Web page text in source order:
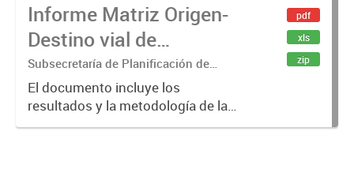
Informe Matriz Origen-
Destino vial de
Transporte de Cargas
Subsecretaría de Planificación de
Transporte de Cargas y Logística
El documento incluye los
resultados y la metodología de la
actualización al año 2014 del
pdf
xls
zip